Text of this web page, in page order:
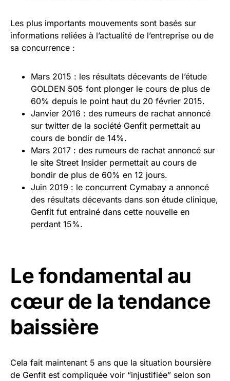
Les plus importants mouvements sont basés sur
informations reliées à l’actualité de l’entreprise ou de
sa concurrence :
Mars 2015 : les résultats décevants de l’étude
GOLDEN 505 font plonger le cours de plus de
60% depuis le point haut du 20 février 2015.
Janvier 2016 : des rumeurs de rachat annoncé
sur twitter de la société Genfit permettait au
cours de bondir de 14%.
Mars 2017 : des rumeurs de rachat annoncé sur
le site Street Insider permettait au cours de
bondir de plus de 60% en 12 jours.
Juin 2019 : le concurrent Cymabay a annoncé
des résultats décevants dans son étude clinique,
Genfit fut entrainé dans cette nouvelle en
perdant 15%.
Le fondamental au
cœur de la tendance
baissière
Cela fait maintenant 5 ans que la situation boursière
de Genfit est compliquée voir “injustifiée” selon son